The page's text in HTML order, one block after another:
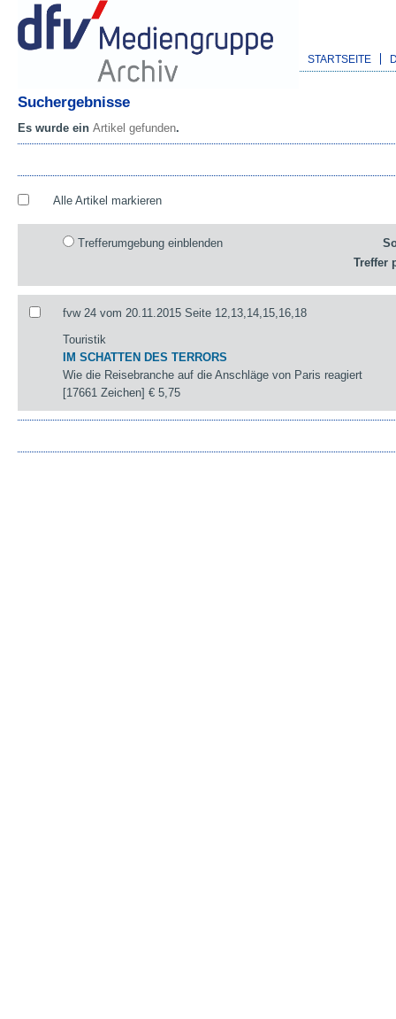
STARTSEITE
Suchergebnisse
Es wurde ein Artikel gefunden.
Alle Artikel markieren
Trefferumgebung einblenden
Treffer
fvw 24 vom 20.11.2015 Seite 12,13,14,15,16,18
Touristik
IM SCHATTEN DES TERRORS
Wie die Reisebranche auf die Anschläge von Paris reagiert
[17661 Zeichen]€ 5,75